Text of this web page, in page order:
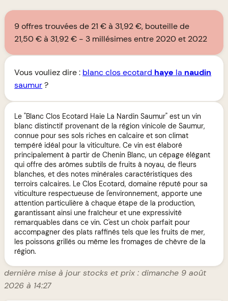
9 offres trouvées de 21 € à 31,92 €, bouteille de
21,50 € à 31,92 €
3 millésimes entre 2020 et 2022
Vous vouliez dire : blanc clos ecotard haye la naudin
saumur?
Le "Blanc Clos Ecotard Haie La Nardin Saumur" est un vin
blanc distinctif provenant de la région vinicole de Saumur,
connue pour ses sols riches en calcaire et son climat
tempéré idéal pour la viticulture. Ce vin est élaboré
principalement à partir de Chenin Blanc, un cépage élégant
qui offre des arômes subtils de fruits à noyau, de fleurs
blanches, et des notes minérales caractéristiques des
terroirs calcaires. Le Clos Ecotard, domaine réputé pour sa
viticulture respectueuse de l'environnement, apporte une
attention particulière à chaque étape de la production,
garantissant ainsi une fraîcheur et une expressivité
remarquables dans ce vin. C'est un choix parfait pour
accompagner des plats raffinés tels que les fruits de mer,
les poissons grillés ou même les fromages de chèvre de la
région.
dernière mise à jour stocks et prix : dimanche 9 août
2026 à 14:27